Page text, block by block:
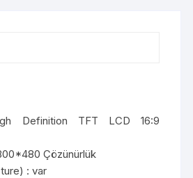
Definition TFT LCD 16:9
Çözünürlük
: var